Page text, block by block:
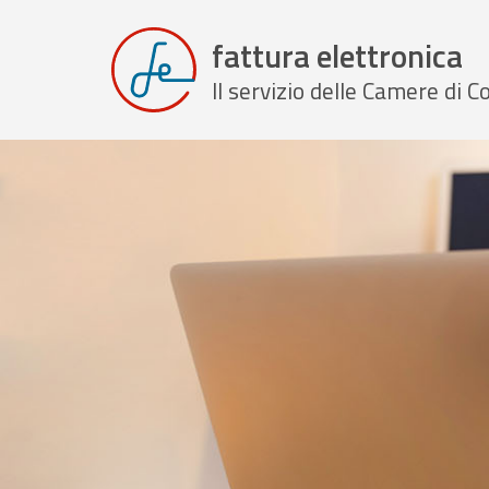
fattura elettronica
Il servizio delle Camere di